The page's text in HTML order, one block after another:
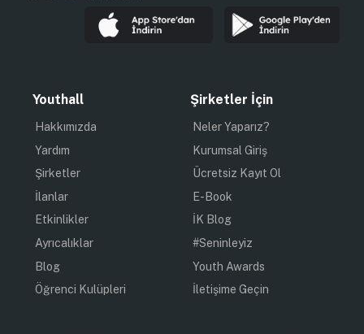
Youthall
Hakkımızda
Yardım
Şirketler
İlanlar
Etkinlikler
Ayrıcalıklar
Blog
Öğrenci Kulüpleri
Şirketler İçin
Neler Yaparız?
Kurumsal Giriş
Ücretsiz Kayıt Ol
E-Book
İK Blog
#Seninleyiz
Youth Awards
İletişime Geçin